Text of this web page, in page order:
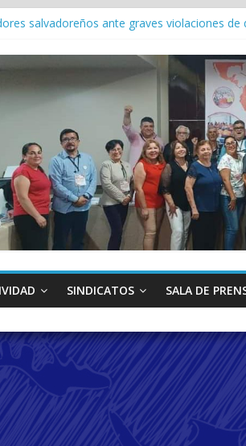
salvadoreños ante graves violaciones de
en la 113ª Conferencia Internacional
Internacional del Trabajo
y fortalece la unidad sindical en reunión
SINDICATOS SALA DE